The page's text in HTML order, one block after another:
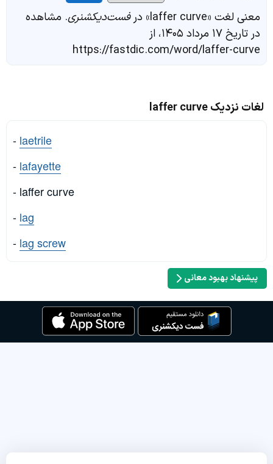
معنی لغت «laffer curve» در فست‌دیکشنری. مشاهده
در تاریخ ۱۷ مرداد ۱۴۰۵، از
https://fastdic.com/word/laffer-curve
لغات نزدیک laffer curve
- laetrile
- lafayette
- laffer curve
- lag
- lag screw
پیشنهاد بهبود معانی